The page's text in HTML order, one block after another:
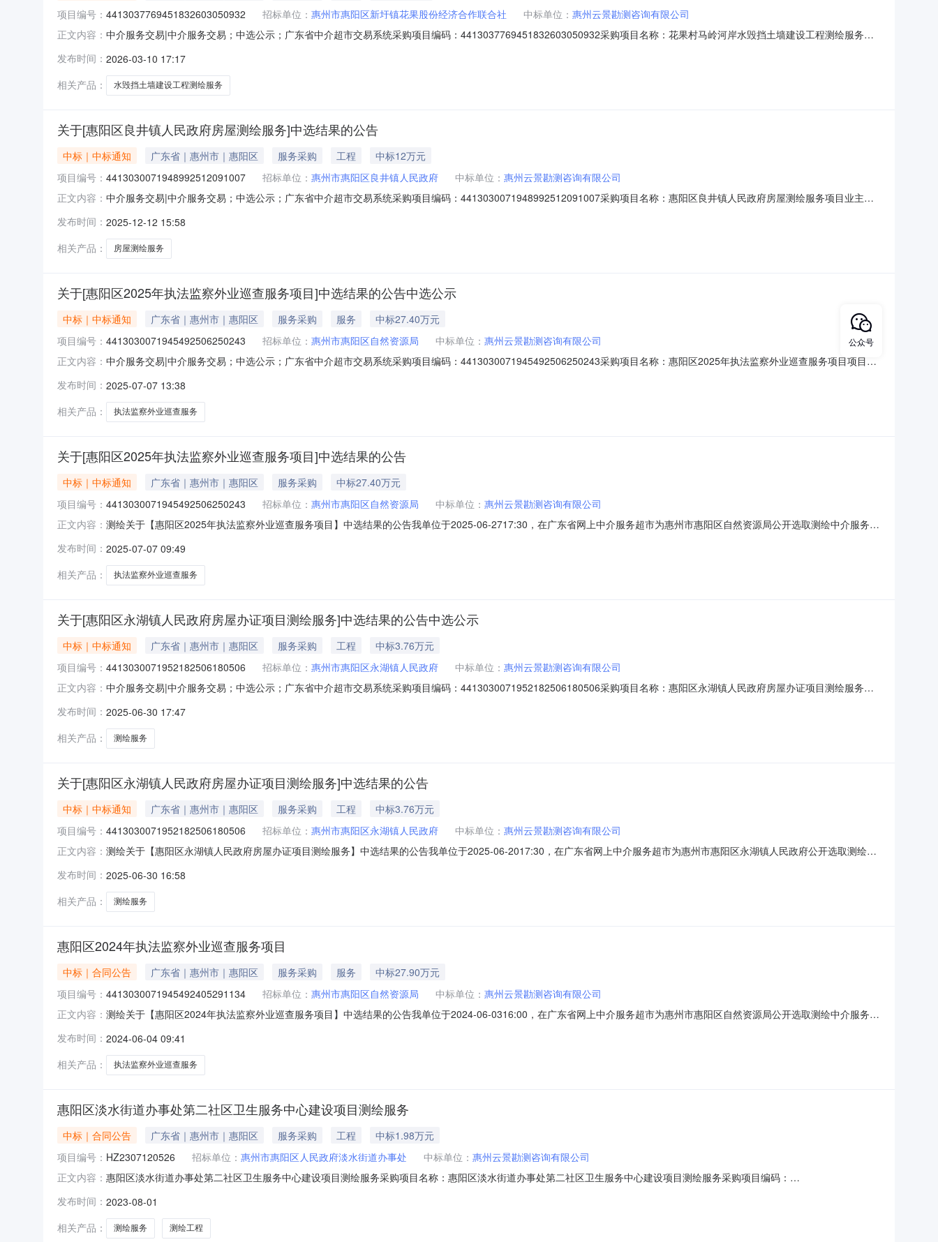
项目编号： 4413037769451832603050932 招标单位： 惠州市惠阳区新圩镇花果股份经济合作联合社 中标单位： 惠州云景勘测咨询有限公司
正文内容： 中介服务交易|中介服务交易；中选公示；广东省中介超市交易系统采购项目编码：4413037769451832603050932采购项目名称：花果村马岭河岸水毁挡土墙建设工程测绘服务项
明：无选取中介机构方式：方案择优选取业务单位咨询电话：0752-3627677监督举报：中选中介机构名称：惠州云景勘测咨询有限公司中介机构联系地址：惠州市惠阳区秋长中心
区长
发布时间： 2026-03-10 17:17
相关产品：
水毁挡土墙建设工程测绘服务
关于[惠阳区良井镇人民政府房屋测绘服务]中选结果的公告
中标｜中标通知 广东省｜惠州市｜惠阳区 服务采购 工程
中标12万元
项目编号： 4413030071948992512091007 招标单位： 惠州市惠阳区良井镇人民政府 中标单位： 惠州云景勘测咨询有限公司
正文内容： 中介服务交易|中介服务交易；中选公示；广东省中介超市交易系统采购项目编码：4413030071948992512091007采购项目名称：惠阳区良井镇人民政府房屋测绘服务项目业主名
定为120000元。选取中介机构方式：直接选取业务单位咨询电话：07523651536监督举报：中选中介机构名称：惠州云景勘测咨询有限公司中介机构联系地址：惠州市惠阳区秋长
中心
发布时间： 2025-12-12 15:58
相关产品：
房屋测绘服务
关于[惠阳区2025年执法监察外业巡查服务项目]中选结果的公告中选公示
中标｜中标通知 广东省｜惠州市｜惠阳区 服务采购 服务
中标27.40万元
项目编号： 4413030071945492506250243 招标单位： 惠州市惠阳区自然资源局 中标单位： 惠州云景勘测咨询有限公司
正文内容： 中介服务交易|中介服务交易；中选公示；广东省中介超市交易系统采购项目编码：4413030071945492506250243采购项目名称：惠阳区2025年执法监察外业巡查服务项目项目业
之日起10个工作日内，采购人向成交人支付合同总金额的30%。第二期付款：70%，服务满后10个工作日内，采购人向成交人支付合同总金额的70%。根据《惠州市惠阳区自然资源
关
发布时间： 2025-07-07 13:38
相关产品：
执法监察外业巡查服务
关于[惠阳区2025年执法监察外业巡查服务项目]中选结果的公告
中标｜中标通知 广东省｜惠州市｜惠阳区 服务采购
中标27.40万元
项目编号： 4413030071945492506250243 招标单位： 惠州市惠阳区自然资源局 中标单位： 惠州云景勘测咨询有限公司
正文内容： 测绘关于【惠阳区2025年执法监察外业巡查服务项目】中选结果的公告我单位于2025-06-2717:30，在广东省网上中介服务超市为惠州市惠阳区自然资源局公开选取测绘中介服务机
码：4413030071945492506250243服务金额：￥274,000.00元金额说明：第一期付款：30%，签订合同之日起10个工作日内，采购人向成交人支付合同总金额的30%。第
发布时间： 2025-07-07 09:49
相关产品：
执法监察外业巡查服务
关于[惠阳区永湖镇人民政府房屋办证项目测绘服务]中选结果的公告中选公示
中标｜中标通知 广东省｜惠州市｜惠阳区 服务采购 工程
中标3.76万元
项目编号： 4413030071952182506180506 招标单位： 惠州市惠阳区永湖镇人民政府 中标单位： 惠州云景勘测咨询有限公司
正文内容： 中介服务交易|中介服务交易；中选公示；广东省中介超市交易系统采购项目编码：4413030071952182506180506采购项目名称：惠阳区永湖镇人民政府房屋办证项目测绘服务项
准，暂定为37580元。选取中介机构方式：直接选取业务单位咨询电话：0752-3719838监督举报：中选中介机构名称：惠州云景勘测咨询有限公司中介机构联系地址：惠州市惠阳
区秋
发布时间： 2025-06-30 17:47
相关产品：
测绘服务
关于[惠阳区永湖镇人民政府房屋办证项目测绘服务]中选结果的公告
中标｜中标通知 广东省｜惠州市｜惠阳区 服务采购 工程
中标3.76万元
项目编号： 4413030071952182506180506 招标单位： 惠州市惠阳区永湖镇人民政府 中标单位： 惠州云景勘测咨询有限公司
正文内容： 测绘关于【惠阳区永湖镇人民政府房屋办证项目测绘服务】中选结果的公告我单位于2025-06-2017:30，在广东省网上中介服务超市为惠州市惠阳区永湖镇人民政府公开选取测绘中
采购项目编码：4413030071952182506180506服务金额：￥37,580.00元金额说明：服务费参考国家相关标准，暂定为37580元。选取中介服务机构方式：直接选取中选机构名
发布时间： 2025-06-30 16:58
相关产品：
测绘服务
惠阳区2024年执法监察外业巡查服务项目
中标｜合同公告 广东省｜惠州市｜惠阳区 服务采购 服务
中标27.90万元
项目编号： 4413030071945492405291134 招标单位： 惠州市惠阳区自然资源局 中标单位： 惠州云景勘测咨询有限公司
正文内容： 测绘关于【惠阳区2024年执法监察外业巡查服务项目】中选结果的公告我单位于2024-06-0316:00，在广东省网上中介服务超市为惠州市惠阳区自然资源局公开选取测绘中介服务机
码：4413030071945492405291134服务金额：￥279,000.00元金额说明：1期：30%，签订合同之日起10个工作日内，采购人向成交人支付合同总金额的30%。2期：服
发布时间： 2024-06-04 09:41
相关产品：
执法监察外业巡查服务
惠阳区淡水街道办事处第二社区卫生服务中心建设项目测绘服务
中标｜合同公告 广东省｜惠州市｜惠阳区 服务采购 工程
中标1.98万元
项目编号： HZ2307120526 招标单位： 惠州市惠阳区人民政府淡水街道办事处 中标单位： 惠州云景勘测咨询有限公司
正文内容： 惠阳区淡水街道办事处第二社区卫生服务中心建设项目测绘服务采购项目名称：惠阳区淡水街道办事处第二社区卫生服务中心建设项目测绘服务采购项目编码：
设项目测绘服务合同编号：HZ2307120526合同总金额：￥19,821.67元合同签订时间：2023年07月25日履约人员：合同服务期限：2023年07月25日至2024年12月31日服务内
容：按
发布时间： 2023-08-01
相关产品：
测绘服务 测绘工程
公众号